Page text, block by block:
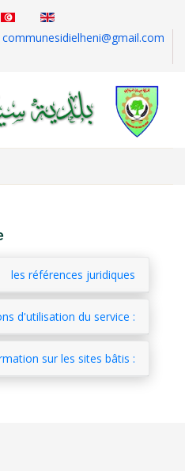
communesidielheni@gmail.com
les références juridiques
d'utilisation du service :
sur les sites bâtis :